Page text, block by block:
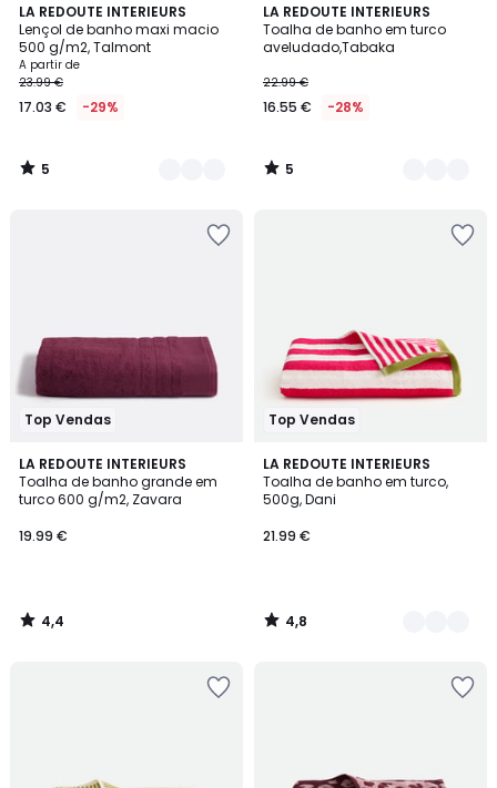
LA REDOUTE INTERIEURS
Lençol de banho maxi macio
500 g/m2, Talmont
A partir de
23.99 €
17.03 € -29%
5
/
5
2
Cores
5
/
LA REDOUTE INTERIEURS
Toalha de banho em turco
aveludado,Tabaka
22.99 €
16.55 € -28%
5
/
5
2
Cores
5
/
Top Vendas
LA REDOUTE INTERIEURS
Toalha de banho grande em
turco 600 g/m2, Zavara
19.99 €
4,4
/ 5
4,4
/
Top Vendas
LA REDOUTE INTERIEURS
Toalha de banho em turco,
500g, Dani
21.99 €
4,8
/ 5
3
Cores
4,8
/